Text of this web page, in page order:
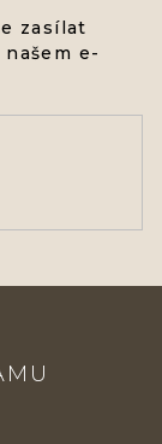
zasílat
e-